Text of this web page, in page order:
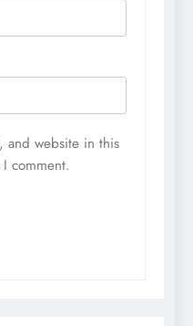
and website in this
comment.